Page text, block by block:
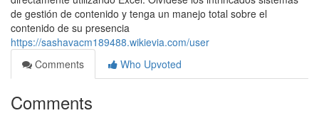
de gestión de contenido y tenga un manejo total sobre el
contenido de su presencia
https://sashavacm189488.wikievia.com/user
Comments
Who Upvoted
Comments